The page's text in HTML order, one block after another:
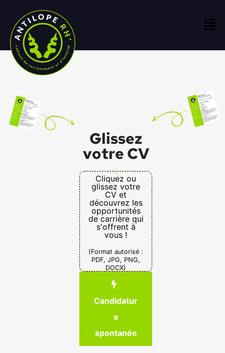
Glissez
votre CV
Cliquez ou
glissez votre
CV et
découvrez les
opportunités
de carrière qui
s'offrent à
vous !
(Format autorisé :
PDF, JPG, PNG,
DOCX)
Candidatur
e
spontanée